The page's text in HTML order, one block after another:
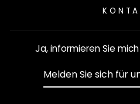
Ja, informieren Sie